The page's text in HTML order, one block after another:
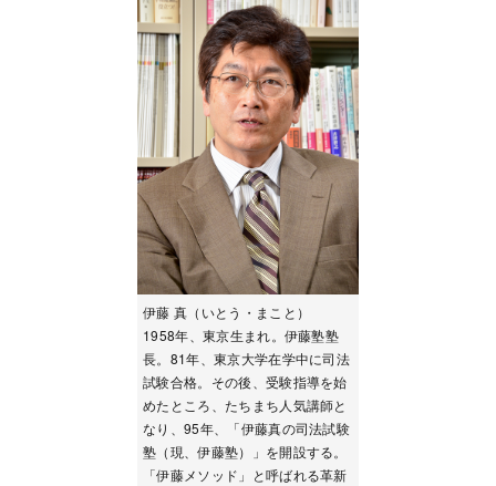
伊藤 真（いとう・まこと）
1958年、東京生まれ。伊藤塾塾
長。81年、東京大学在学中に司法
試験合格。その後、受験指導を始
めたところ、たちまち人気講師と
なり、95年、「伊藤真の司法試験
塾（現、伊藤塾）」を開設する。
「伊藤メソッド」と呼ばれる革新